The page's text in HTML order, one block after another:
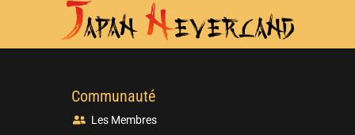
Communauté
Les Membres